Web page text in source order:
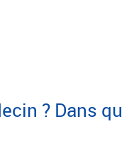
? Dans